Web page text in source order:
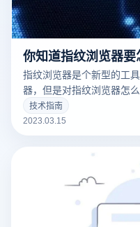
你知道指纹浏览器要
指纹浏览器是个新型的工
器，但是对指纹浏览器怎
户都知道，指纹浏览器是
为我们每个账号登录电脑
是否是关联的。那指纹浏
技术指南
2023.03.15